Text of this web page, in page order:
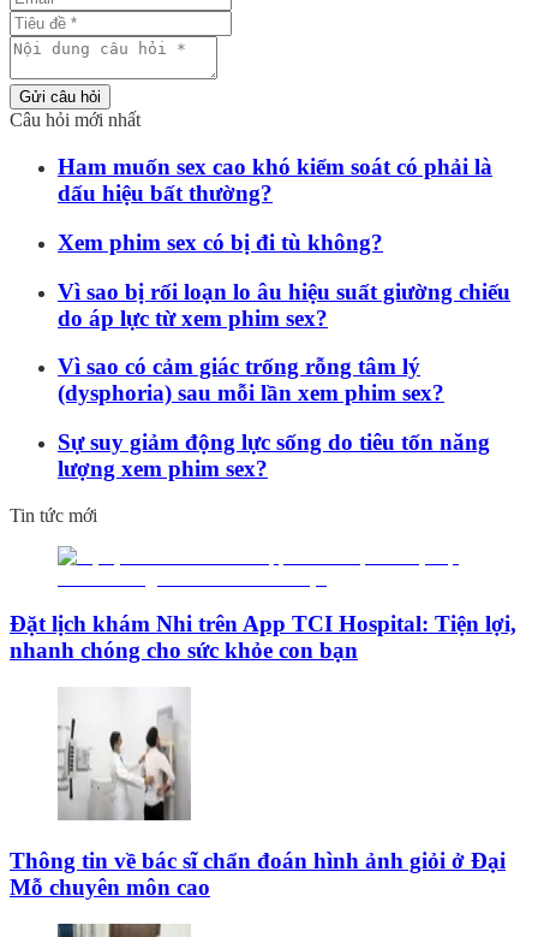
Gửi câu hỏi
Câu hỏi mới nhất
Ham muốn sex cao khó kiểm soát có phải là
dấu hiệu bất thường?
Xem phim sex có bị đi tù không?
Vì sao bị rối loạn lo âu hiệu suất giường chiếu
do áp lực từ xem phim sex?
Vì sao có cảm giác trống rỗng tâm lý
(dysphoria) sau mỗi lần xem phim sex?
Sự suy giảm động lực sống do tiêu tốn năng
lượng xem phim sex?
Tin tức mới
Đặt lịch khám Nhi trên App TCI Hospital: Tiện lợi,
nhanh chóng cho sức khỏe con bạn
Thông tin về bác sĩ chẩn đoán hình ảnh giỏi ở Đại
Mỗ chuyên môn cao